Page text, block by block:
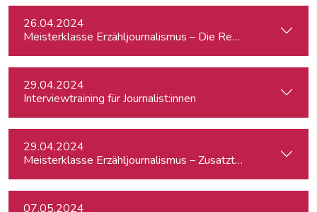
26.04.2024
Meisterklasse Erzähljournalismus – Die
29.04.2024
Interviewtraining für Journalist:innen
29.04.2024
Meisterklasse Erzähljournalismus – Zusatztermin
07.05.2024